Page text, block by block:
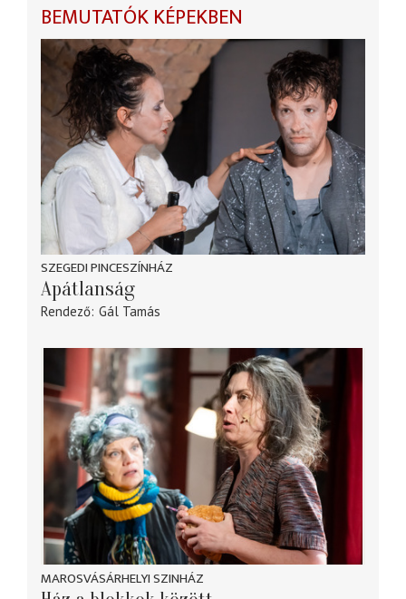
BEMUTATÓK KÉPEKBEN
SZEGEDI PINCESZÍNHÁZ
Apátlanság
Rendező Gál Tamás
MAROSVÁSÁRHELYI SZINHÁZ